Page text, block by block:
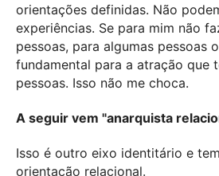
orientações definidas. Não
experiências. Se para mim não
pessoas, para algumas pessoas
fundamental para a atração que
pessoas. Isso não me choca.
A seguir vem "anarquista
Isso é outro eixo identitário e
orientação relacional.